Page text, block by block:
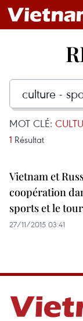
MOT CLÉ:
1 Résultat
Vietnam et
coopération
sports et le
27/11/2015 03:41